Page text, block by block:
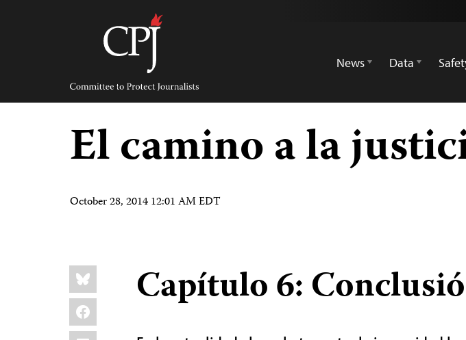
Committee
Protect
Journalists
News
Data
El camino a la
October 28, 2014 12:01 AM EDT
Share
this:
Bluesky
Facebook Capítulo 6: